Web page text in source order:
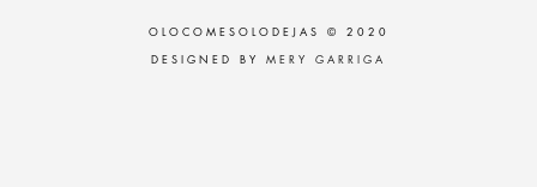
OLOCOMESOLODEJAS © 2020
DESIGNED BY MERY GARRIGA